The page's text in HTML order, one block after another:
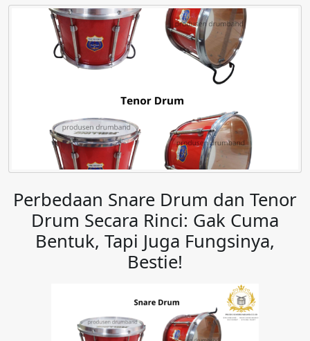
Perbedaan Snare Drum dan Tenor
Drum Secara Rinci: Gak Cuma
Bentuk, Tapi Juga Fungsinya,
Bestie!